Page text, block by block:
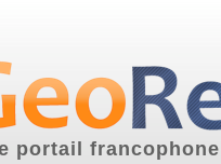
portail